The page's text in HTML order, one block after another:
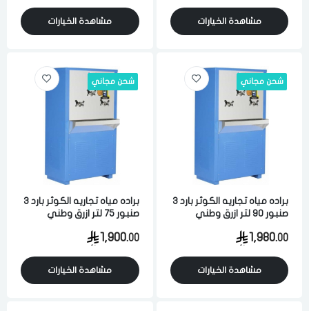
مشاهدة الخيارات مشاهدة الخيارات
شحن مجاني
براده مياه تجاريه الكوثر بارد 3
صنبور 90 لتر ازرق وطني
1,980.00
مشاهدة الخيارات
شحن مجاني
براده مياه تجاريه الكوثر بارد 3
صنبور 75 لتر ازرق وطني
1,900.00
مشاهدة الخيارات